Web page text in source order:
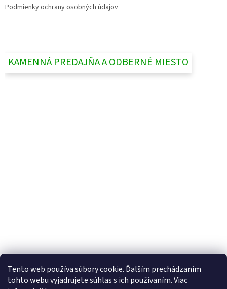
Tento web používa súbory cookie. Ďalším prechádzaním
tohto webu vyjadrujete súhlas s ich používaním. Viac
Podmienky ochrany osobných údajov
KAMENNÁ PREDAJŇA A ODBERNÉ MIESTO